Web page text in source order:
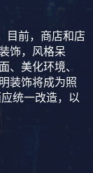
前，商店和店
饰，风格呆
、美化环境、
装饰将成为照
统一改造，以